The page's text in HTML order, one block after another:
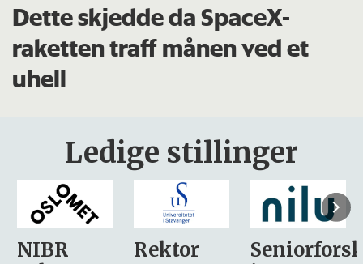
Dette skjedde da SpaceX-
raketten traff månen ved et
uhell
Ledige stillinger
Rektor
Seniorforsker